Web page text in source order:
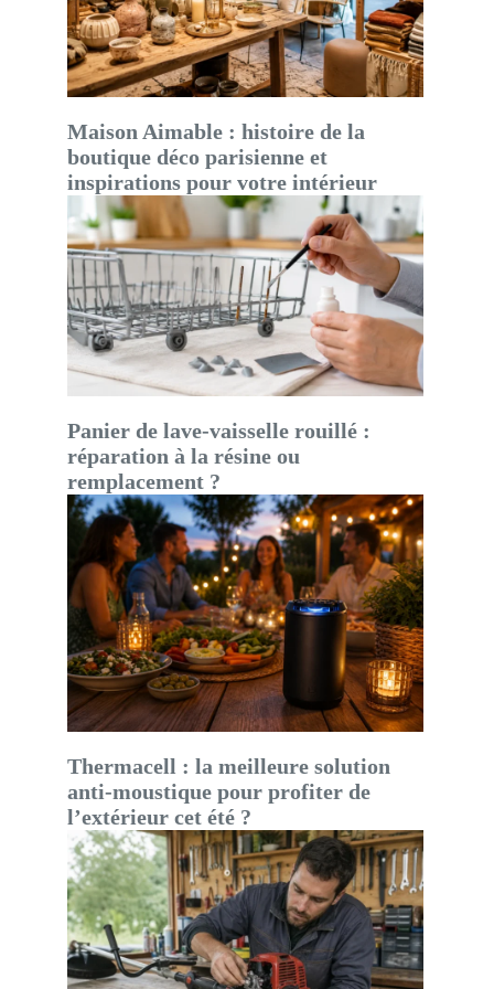
Maison Aimable : histoire de la
boutique déco parisienne et
inspirations pour votre intérieur
Panier de lave-vaisselle rouillé :
réparation à la résine ou
remplacement ?
Thermacell : la meilleure solution
anti-moustique pour profiter de
l’extérieur cet été ?